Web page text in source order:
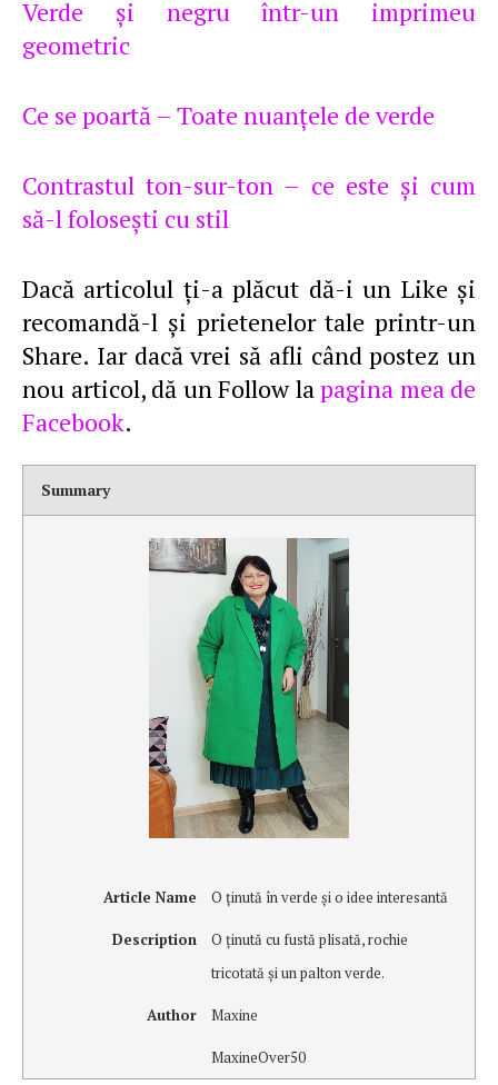
Verde şi negru într-un imprimeu
geometric
Ce se poartă – Toate nuanţele de verde
Contrastul ton-sur-ton – ce este şi cum
să-l foloseşti cu stil
Dacă articolul ţi-a plăcut dă-i un Like şi
recomandă-l şi prietenelor tale printr-un
Share. Iar dacă vrei să afli când postez un
nou articol, dă un Follow lapagina mea de
Facebook.
Summary
Article Name O ţinută în verde şi o idee interesantă
Description
O ţinută cu fustă plisată, rochie
tricotată şi un palton verde.
Author Maxine
MaxineOver50